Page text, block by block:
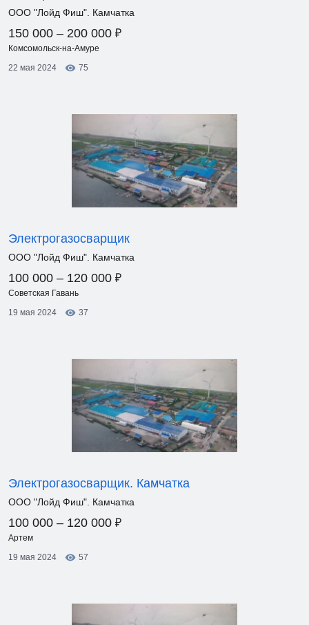
ООО "Лойд Фиш". Камчатка
150 000 – 200 000 ₽
Комсомольск-на-Амуре
22 мая 2024
75
Электрогазосварщик
ООО "Лойд Фиш". Камчатка
100 000 – 120 000 ₽
Советская Гавань
19 мая 2024
37
Электрогазосварщик. Камчатка
ООО "Лойд Фиш". Камчатка
100 000 – 120 000 ₽
Артем
19 мая 2024
57